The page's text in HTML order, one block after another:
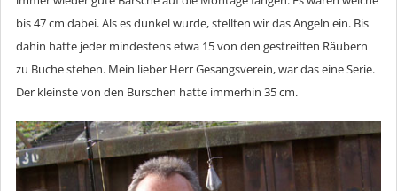
bis 47 cm dabei. Als es dunkel wurde, stellten wir das Angeln ein. Bis
dahin hatte jeder mindestens etwa 15 von den gestreiften Räubern
zu Buche stehen. Mein lieber Herr Gesangsverein, war das eine Serie.
Der kleinste von den Burschen hatte immerhin 35 cm.